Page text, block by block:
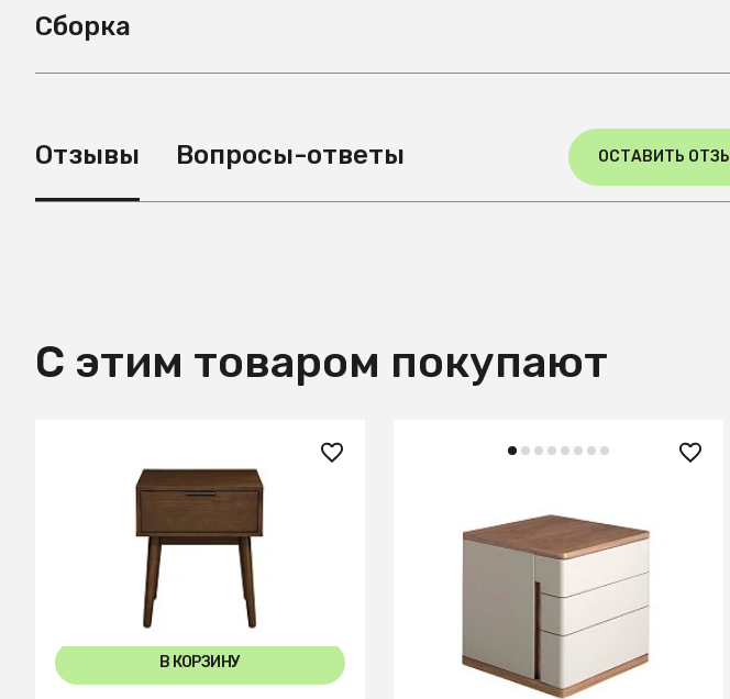
Сборка
Отзывы Вопросы-ответы ОСТАВИТЬ
С этим товаром покупают
23 800 ₽
Тумба прикроватная Halmar
CASSINA (орех)
В КОРЗИНУ
Прикроватная тумбочка
7166/MB2320NS из серого лака и